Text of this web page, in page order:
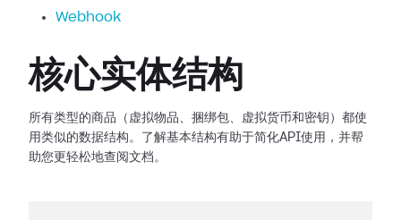
Webhook
核心实体结构
所有类型的商品（虚拟物品、捆绑包、虚拟货币和密钥）都使
用类似的数据结构。了解基本结构有助于简化API使用，并帮
助您更轻松地查阅文档。